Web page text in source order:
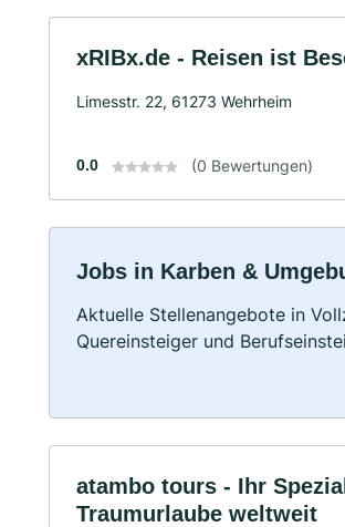
xRIBx.de - Reisen ist
Limesstr. 22, 61273 Wehrheim
0.0 (0 Bewertungen)
Jobs in Karben &
Aktuelle Stellenangebote in
Quereinsteiger und
atambo tours - Ihr
Traumurlaube weltweit